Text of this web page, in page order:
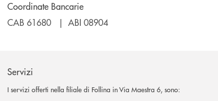
Coordinate Bancarie
CAB 61680 | ABI 08904
Servizi
I servizi offerti nella filiale di Follina in Via Maestra 6, sono: